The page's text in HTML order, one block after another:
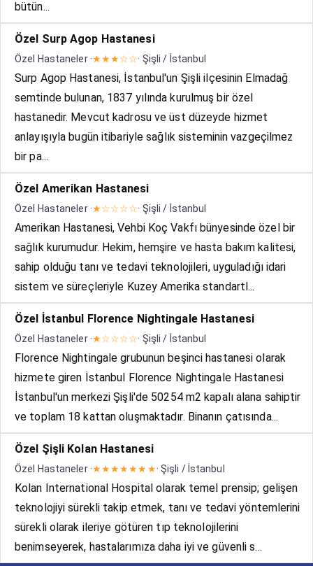
bütün...
Özel Surp Agop Hastanesi
Özel Hastaneler ·★★★☆☆· Şişli / İstanbul
Surp Agop Hastanesi, İstanbul'un Şişli ilçesinin Elmadağ
semtinde bulunan, 1837 yılında kurulmuş bir özel
hastanedir. Mevcut kadrosu ve üst düzeyde hizmet
anlayışıyla bugün itibariyle sağlık sisteminin vazgeçilmez
bir pa...
Özel Amerikan Hastanesi
Özel Hastaneler ·★☆☆☆☆· Şişli / İstanbul
Amerikan Hastanesi, Vehbi Koç Vakfı bünyesinde özel bir
sağlık kurumudur. Hekim, hemşire ve hasta bakım kalitesi,
sahip olduğu tanı ve tedavi teknolojileri, uyguladığı idari
sistem ve süreçleriyle Kuzey Amerika standartl...
Özel İstanbul Florence Nightingale Hastanesi
Özel Hastaneler ·★☆☆☆☆· Şişli / İstanbul
Florence Nightingale grubunun beşinci hastanesi olarak
hizmete giren İstanbul Florence Nightingale Hastanesi
İstanbul'un merkezi Şişli'de 50254 m2 kapalı alana sahiptir
ve toplam 18 kattan oluşmaktadır. Binanın çatısında...
Özel Şişli Kolan Hastanesi
Özel Hastaneler ·★★★★★★★· Şişli / İstanbul
Kolan International Hospital olarak temel prensip; gelişen
teknolojiyi sürekli takip etmek, tanı ve tedavi yöntemlerini
sürekli olarak ileriye götüren tıp teknolojilerini
benimseyerek, hastalarımıza daha iyi ve güvenli s...